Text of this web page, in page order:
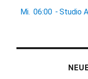
Mi. 06:00 - Studio